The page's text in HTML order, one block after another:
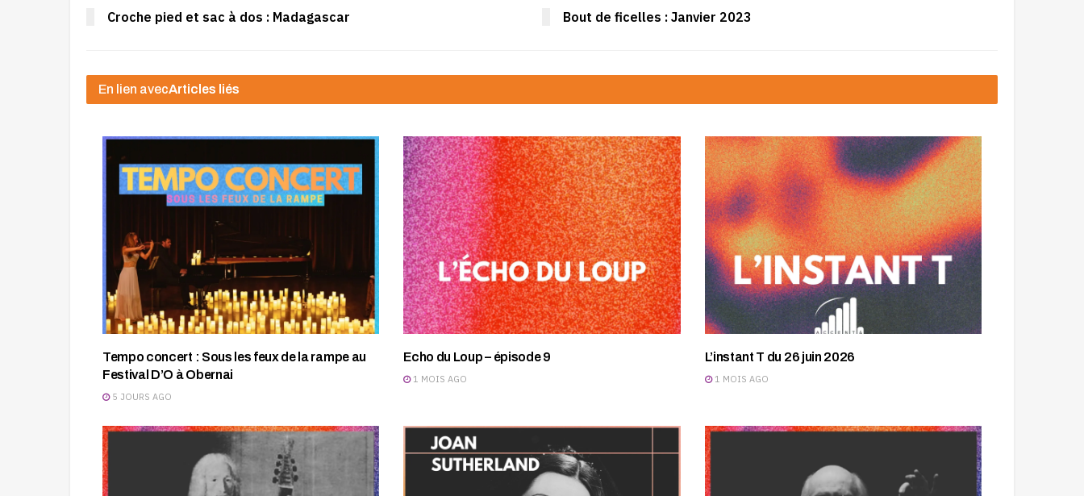
Croche pied et sac à dos : Madagascar Bout de ficelles : Janvier 2023
En lien avecArticles liés
Tempo concert : Sous les feux de la rampe au
Festival D’O à Obernai
5 JOURS AGO
Echo du Loup – épisode 9
1 MOIS AGO
L’instant T du 26 juin 2026
1 MOIS AGO